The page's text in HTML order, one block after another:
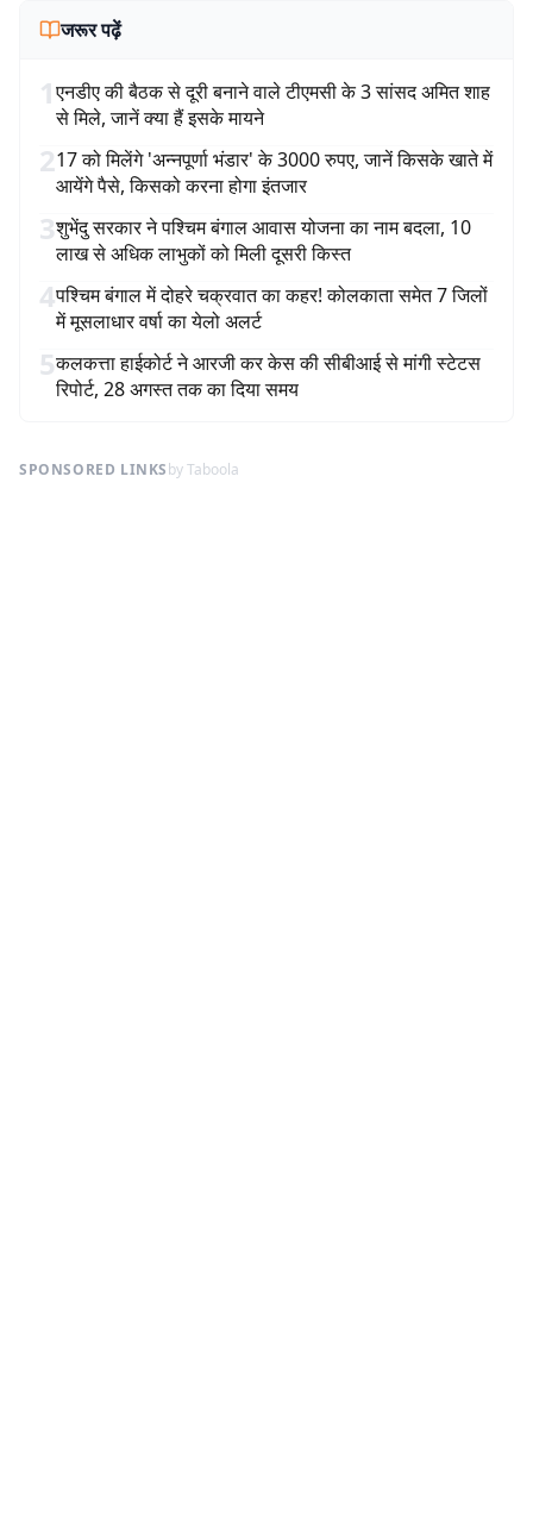
जरूर पढ़ें
1एनडीए की बैठक से दूरी बनाने वाले टीएमसी के 3 सांसद अमित शाह
से मिले, जानें क्या हैं इसके मायने
217 को मिलेंगे 'अन्नपूर्णा भंडार' के 3000 रुपए, जानें किसके खाते में
आयेंगे पैसे, किसको करना होगा इंतजार
3शुभेंदु सरकार ने पश्चिम बंगाल आवास योजना का नाम बदला, 10
लाख से अधिक लाभुकों को मिली दूसरी किस्त
4पश्चिम बंगाल में दोहरे चक्रवात का कहर! कोलकाता समेत 7 जिलों
में मूसलाधार वर्षा का येलो अलर्ट
5कलकत्ता हाईकोर्ट ने आरजी कर केस की सीबीआई से मांगी स्टेटस
रिपोर्ट, 28 अगस्त तक का दिया समय
SPONSORED LINKSby Taboola